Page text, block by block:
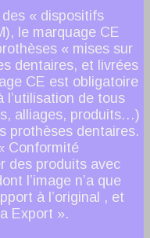
« dispositifs
le marquage CE
« mises sur
dentaires, et livrées
CE est obligatoire
l’utilisation de tous
alliages, produits…)
prothèses dentaires.
Conformité
des produits avec
l’image n’a que
à l’original , et
Export ».